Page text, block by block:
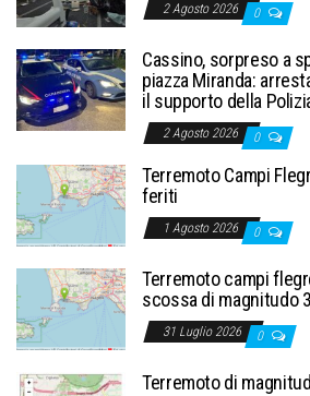
2 Agosto 2026 0
Cassino, sorpreso a
piazza Miranda:
il supporto della
2 Agosto 2026 0
Terremoto Campi
feriti
1 Agosto 2026 0
Terremoto campi
scossa di magnitudo
31 Luglio 2026 0
Terremoto di